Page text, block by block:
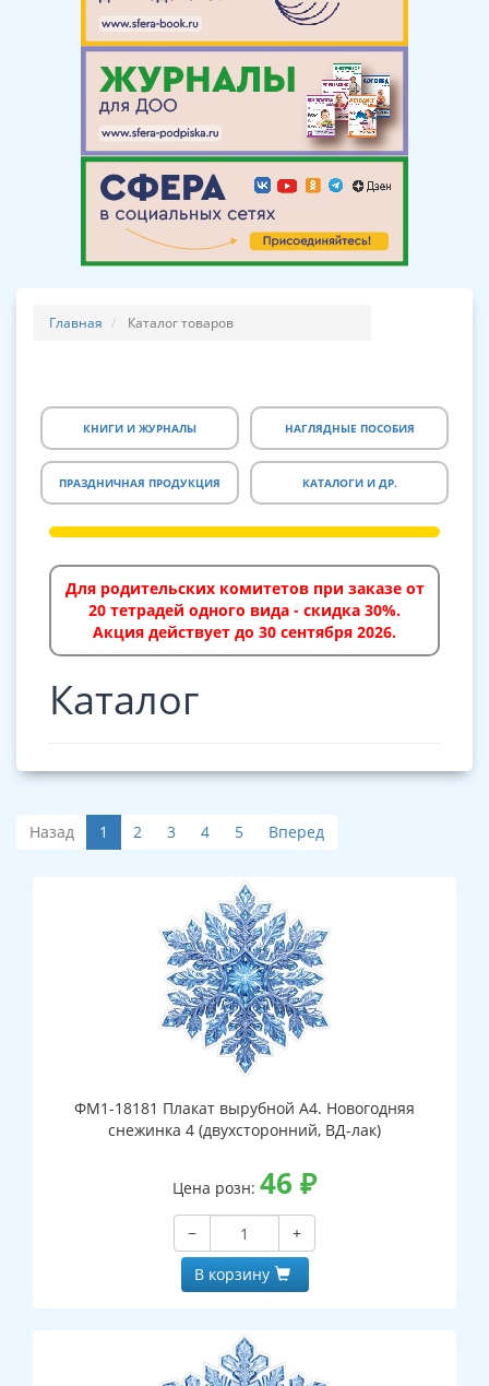
Главная Каталог товаров
КНИГИ И ЖУРНАЛЫ НАГЛЯДНЫЕ ПОСОБИЯ
ПРАЗДНИЧНАЯ ПРОДУКЦИЯ КАТАЛОГИ И ДР.
Для родительских комитетов при заказе от
20 тетрадей одного вида - скидка 30%.
Акция действует до 30 сентября 2026.
Каталог
Назад 1 2 3 4 5 Вперед
ФМ1-18181 Плакат вырубной А4. Новогодняя
снежинка 4 (двухсторонний, ВД-лак)
Цена розн: 46 ₽
−
+
В корзину